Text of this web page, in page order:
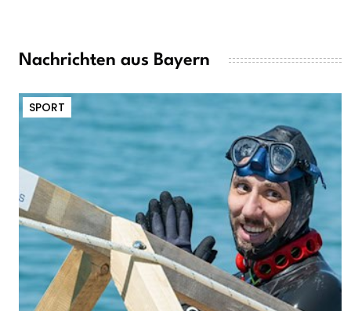
Nachrichten aus Bayern
SPORT